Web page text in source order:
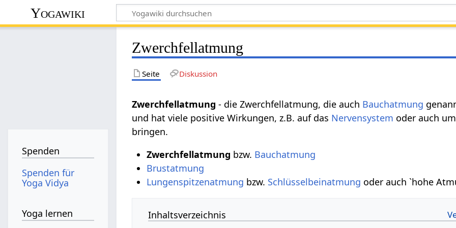
Yogawiki
Zwerchfellatmung
Seite Diskussion
Zwerchfellatmung - die Zwerchfellatmung, die auch Bauchatmung
und hat viele positive Wirkungen, z.B. auf das Nervensystem oder auch
bringen.
Zwerchfellatmung bzw. Bauchatmung
Brustatmung
Lungenspitzenatmung bzw. Schlüsselbeinatmung oder auch `hohe
Inhaltsverzeichnis
Spenden
Spenden für
Yoga Vidya
Yoga lernen